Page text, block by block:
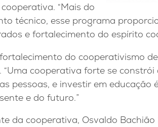
“Mais do
técnico, esse programa
e fortalecimento do espírito
do cooperativismo
cooperativa forte se
pessoas, e investir em
e do futuro.”
da cooperativa, Osvaldo